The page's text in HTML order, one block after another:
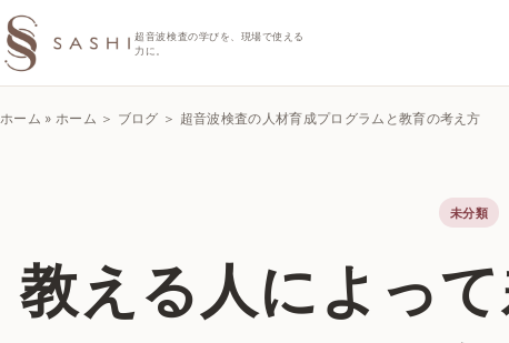
SASHIエコーラボ
超音波検査の学びを、現場で使える
力に。
ホーム » ホーム ＞ ブログ ＞ 超音波検査の人材育成プログラムと教育の考え方
未分類
教える人によっ